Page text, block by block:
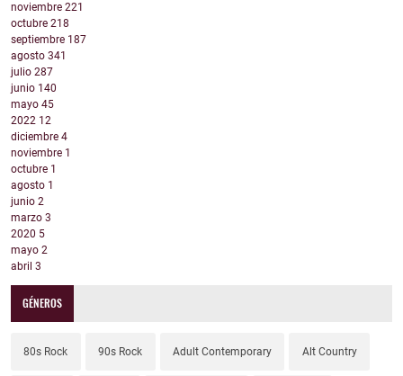
noviembre 221
octubre 218
septiembre 187
agosto 341
julio 287
junio 140
mayo 45
2022 12
diciembre 4
noviembre 1
octubre 1
agosto 1
junio 2
marzo 3
2020 5
mayo 2
abril 3
GÉNEROS
80s Rock 90s Rock Adult Contemporary Alt Country